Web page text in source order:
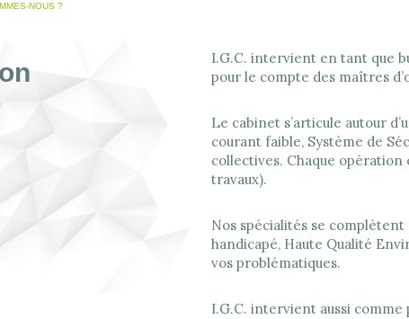
NOUS ?
I.G.C. intervient en tant que
pour le compte des maîtres
Le cabinet s’articule autour
courant faible, Système de
collectives. Chaque opération
travaux).
Nos spécialités se
handicapé, Haute Qualité
vos problématiques.
I.G.C. intervient aussi comme